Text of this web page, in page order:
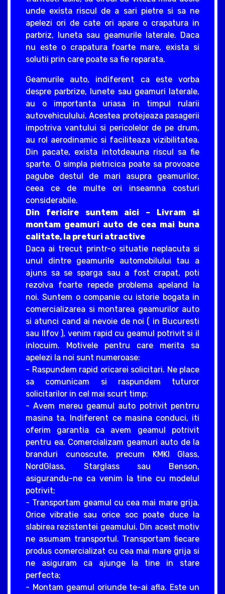
unde exista riscul de a sari pietre si sa ne
apelezi ori de cate ori apare o crapatura in
parbriz, luneta sau geamurile laterale. Daca
nu este o crapatura foarte mare, exista si
solutii prin care poate sa fie reparata.
Geamurile auto, indiferent ca este vorba
despre parbrize, lunete sau geamuri laterale,
au o importanta uriasa in timpul rularii
autovehiculului. Acestea protejeaza pasagerii
impotriva vantului si pericolelor de pe drum,
au rol aerodinamic si faciliteaza vizibilitatea.
Din pacate, exista intotdeauna riscul sa fie
sparte. O simpla pietricica poate sa provoace
pagube destul de mari asupra geamurilor,
ceea ce de multe ori inseamna costuri
considerabile.
Din fericire suntem aici – Livram si
montam geamuri auto de cea mai buna
calitate, la preturi atractive
Daca ai trecut printr-o situatie neplacuta si
unul dintre geamurile automobilului tau a
ajuns sa se sparga sau a fost crapat, poti
rezolva foarte repede problema apeland la
noi. Suntem o companie cu istorie bogata in
comercializarea si montarea geamurilor auto
si atunci cand ai nevoie de noi ( in Bucuresti
sau Ilfov ), venim rapid cu geamul potrivit si il
inlocuim. Motivele pentru care merita sa
apelezi la noi sunt numeroase:
- Raspundem rapid oricarei solicitari. Ne place
sa comunicam si raspundem tuturor
solicitarilor in cel mai scurt timp;
- Avem mereu geamul auto potrivit pentrru
masina ta. Indiferent ce masina conduci, iti
oferim garantia ca avem geamul potrivit
pentru ea. Comercializam geamuri auto de la
branduri cunoscute, precum KMKI Glass,
NordGlass, Starglass sau Benson,
asigurandu-ne ca venim la tine cu modelul
potrivit;
- Transportam geamul cu cea mai mare grija.
Orice vibratie sau orice soc poate duce la
slabirea rezistentei geamului. Din acest motiv
ne asumam transportul. Transportam fiecare
produs comercializat cu cea mai mare grija si
ne asiguram ca ajunge la tine in stare
perfecta;
- Montam geamul oriunde te-ai afla. Este un